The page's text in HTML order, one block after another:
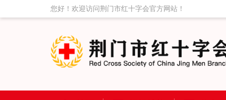
您好！欢迎访问荆门市红十字会官方网站！